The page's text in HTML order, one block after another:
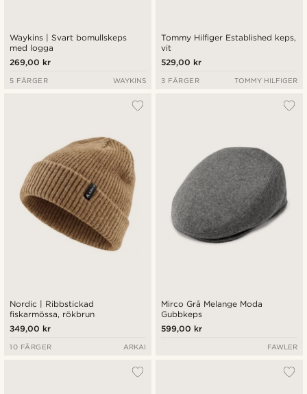
Waykins | Svart bomullskeps
med logga
269,00 kr
5 FÄRGER WAYKINS
Tommy Hilfiger Established keps,
vit
529,00 kr
3 FÄRGER TOMMY HILFIGER
Nordic | Ribbstickad
fiskarmössa, rökbrun
349,00 kr
10 FÄRGER ARKAI
Mirco Grå Melange Moda
Gubbkeps
599,00 kr
FAWLER